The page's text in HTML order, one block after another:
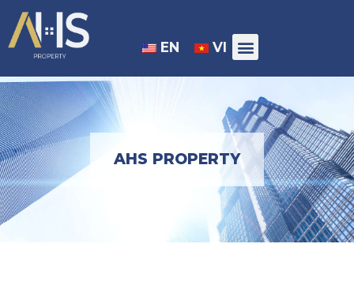
EN VI
AHS PROPERTY